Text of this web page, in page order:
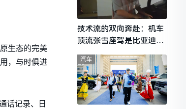
生态的完美
，与时俱进
话记录、日
技术流的双向奔赴：机车
顶流张雪座驾是比亚迪秦
L
汽车